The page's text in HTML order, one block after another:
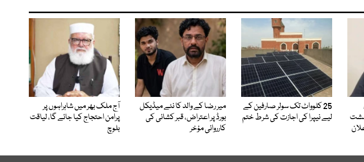
25 کلوواٹ تک سولر صارفین کے
لیے نیپرا کی اجازت کی شرط ختم
میر رضا کے والد کا نئے میڈیکل
بورڈ پر اعتراض، قبر کشائی کی
کارروائی مؤخر
آج ملک بھر میں شاہراہوں پر
پرامن احتجاج کیا جائے گا، لیاقت
بلوچ